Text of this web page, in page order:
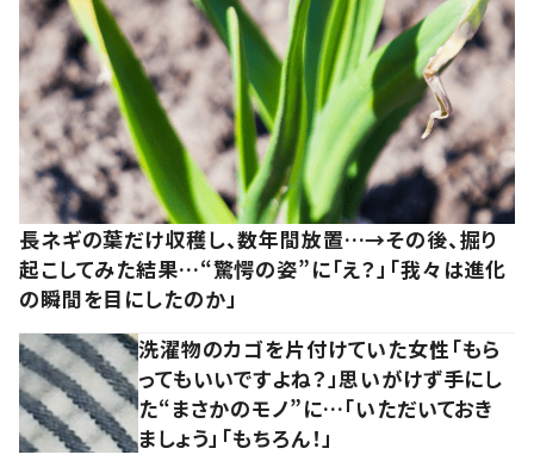
長ネギの葉だけ収穫し、数年間放置…→その後、掘り
起こしてみた結果…“驚愕の姿”に「え？」「我々は進化
の瞬間を目にしたのか」
洗濯物のカゴを片付けていた女性「もら
ってもいいですよね？」思いがけず手にし
た“まさかのモノ”に…「いただいておき
ましょう」「もちろん！」